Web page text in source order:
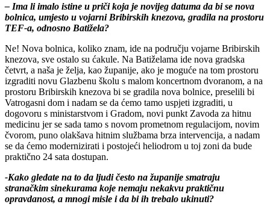
– Ima li imalo istine u priči koja je novijeg datuma da bi se nova
bolnica, umjesto u vojarni Bribirskih knezova, gradila na prostoru
TEF-a, odnosno Batižela?
Ne! Nova bolnica, koliko znam, ide na području vojarne Bribirskih
knezova, sve ostalo su ćakule. Na Batiželama ide nova gradska
četvrt, a naša je želja, kao županije, ako je moguće na tom prostoru
izgraditi novu Glazbenu školu s malom koncertnom dvoranom, a na
prostoru Bribirskih knezova bi se gradila nova bolnice, preselili bi
Vatrogasni dom i nadam se da ćemo tamo uspjeti izgraditi, u
dogovoru s ministarstvom i Gradom, novi punkt Zavoda za hitnu
medicinu jer se sada tamo s novom prometnom regulacijom, novim
čvorom, puno olakšava hitnim službama brza intervencija, a nadam
se da ćemo modernizirati i postojeći heliodrom u toj zoni da bude
praktično 24 sata dostupan.
-Kako gledate na to da ljudi često na županije smatraju
stranačkim sinekurama koje nemaju nekakvu praktičnu
opravdanost, a mnogi misle i da bi ih trebalo ukinuti?